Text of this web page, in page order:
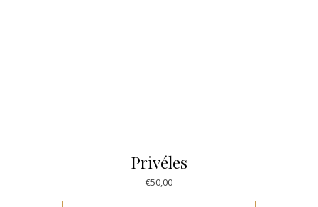
Privéles
€50,00